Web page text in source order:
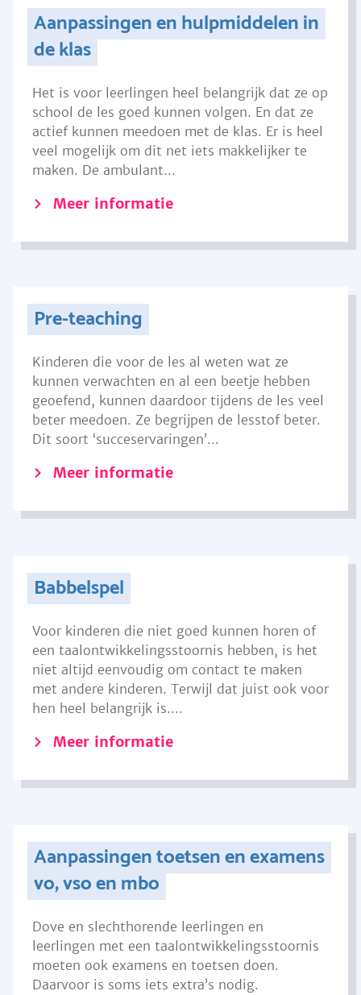
Aanpassingen en hulpmiddelen in
de klas
Het is voor leerlingen heel belangrijk dat ze op
school de les goed kunnen volgen. En dat ze
actief kunnen meedoen met de klas. Er is heel
veel mogelijk om dit net iets makkelijker te
maken. De ambulant...
Meer informatie
Pre-teaching
Kinderen die voor de les al weten wat ze
kunnen verwachten en al een beetje hebben
geoefend, kunnen daardoor tijdens de les veel
beter meedoen. Ze begrijpen de lesstof beter.
Dit soort ‘succeservaringen’...
Meer informatie
Babbelspel
Voor kinderen die niet goed kunnen horen of
een taalontwikkelingsstoornis hebben, is het
niet altijd eenvoudig om contact te maken
met andere kinderen. Terwijl dat juist ook voor
hen heel belangrijk is....
Meer informatie
Aanpassingen toetsen en examens
vo, vso en mbo
Dove en slechthorende leerlingen en
leerlingen met een taalontwikkelingsstoornis
moeten ook examens en toetsen doen.
Daarvoor is soms iets extra’s nodig.